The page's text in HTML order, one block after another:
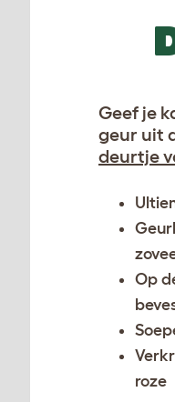
Geef je
geur uit
deurtje
Op
roze